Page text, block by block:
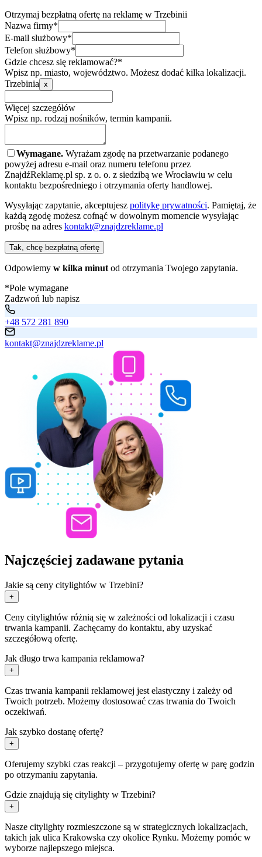
Otrzymaj bezpłatną ofertę na reklamę w Trzebinii
Nazwa firmy*
E-mail służbowy*
Telefon służbowy*
Gdzie chcesz się reklamować?*
Wpisz np. miasto, województwo. Możesz dodać kilka lokalizacji.
Trzebinia x
Więcej szczegółów
Wpisz np. rodzaj nośników, termin kampanii.
Wymagane. Wyrażam zgodę na przetwarzanie podanego
powyżej adresu e-mail oraz numeru telefonu przez
ZnajdźReklamę.pl sp. z o. o. z siedzibą we Wrocławiu w celu
kontaktu bezpośredniego i otrzymania oferty handlowej.
Wysyłając zapytanie, akceptujesz politykę prywatności. Pamiętaj, że
każdą zgodę możesz cofnąć w dowolnym momencie wysyłając
prośbę na adres kontakt@znajdzreklame.pl
Tak, chcę bezpłatną ofertę
Odpowiemy w kilka minut od otrzymania Twojego zapytania.
*Pole wymagane
Zadzwoń lub napisz
+48 572 281 890
kontakt@znajdzreklame.pl
Najczęściej zadawane pytania
Jakie są ceny citylightów w Trzebini?
+
Ceny citylightów różnią się w zależności od lokalizacji i czasu
trwania kampanii. Zachęcamy do kontaktu, aby uzyskać
szczegółową ofertę.
Jak długo trwa kampania reklamowa?
+
Czas trwania kampanii reklamowej jest elastyczny i zależy od
Twoich potrzeb. Możemy dostosować czas trwania do Twoich
oczekiwań.
Jak szybko dostanę ofertę?
+
Oferujemy szybki czas reakcji – przygotujemy ofertę w parę godzin
po otrzymaniu zapytania.
Gdzie znajdują się citylighty w Trzebini?
+
Nasze citylighty rozmieszczone są w strategicznych lokalizacjach,
takich jak ulica Krakowska czy okolice Rynku. Możemy pomóc w
wyborze najlepszego miejsca.